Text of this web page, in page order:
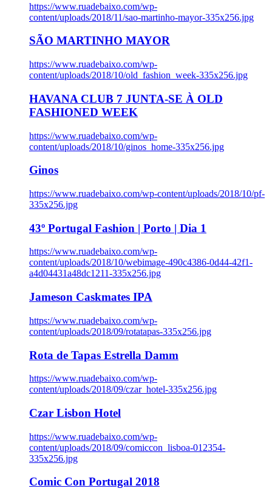
https://www.ruadebaixo.com/wp-
content/uploads/2018/11/sao-martinho-mayor-335x256.jpg
SÃO MARTINHO MAYOR
https://www.ruadebaixo.com/wp-
content/uploads/2018/10/old_fashion_week-335x256.jpg
HAVANA CLUB 7 JUNTA-SE À OLD
FASHIONED WEEK
https://www.ruadebaixo.com/wp-
content/uploads/2018/10/ginos_home-335x256.jpg
Ginos
https://www.ruadebaixo.com/wp-content/uploads/2018/10/pf-
335x256.jpg
43º Portugal Fashion | Porto | Dia 1
https://www.ruadebaixo.com/wp-
content/uploads/2018/10/webimage-490c4386-0d44-42f1-
a4d04431a48dc1211-335x256.jpg
Jameson Caskmates IPA
https://www.ruadebaixo.com/wp-
content/uploads/2018/09/rotatapas-335x256.jpg
Rota de Tapas Estrella Damm
https://www.ruadebaixo.com/wp-
content/uploads/2018/09/czar_hotel-335x256.jpg
Czar Lisbon Hotel
https://www.ruadebaixo.com/wp-
content/uploads/2018/09/comiccon_lisboa-012354-
335x256.jpg
Comic Con Portugal 2018